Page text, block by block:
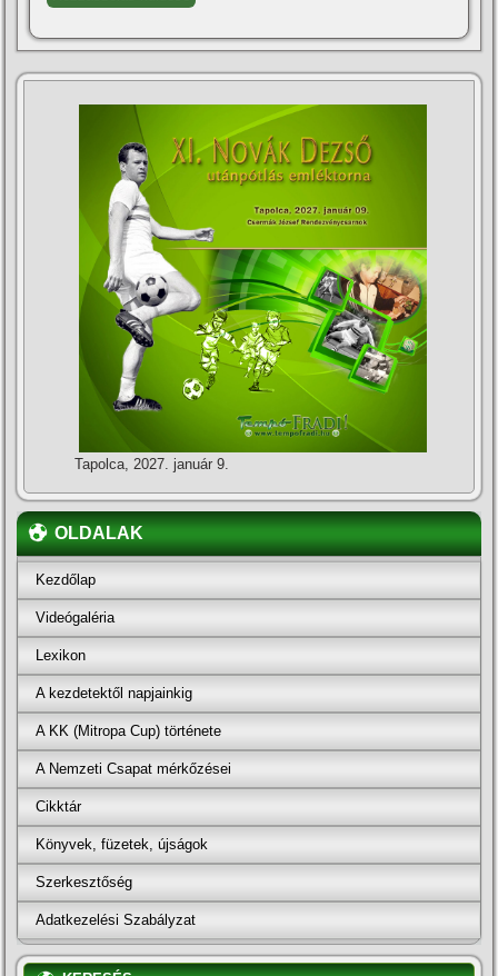
Tapolca, 2027. január 9.
OLDALAK
Kezdőlap
Videógaléria
Lexikon
A kezdetektől napjainkig
A KK (Mitropa Cup) története
A Nemzeti Csapat mérkőzései
Cikktár
Könyvek, füzetek, újságok
Szerkesztőség
Adatkezelési Szabályzat